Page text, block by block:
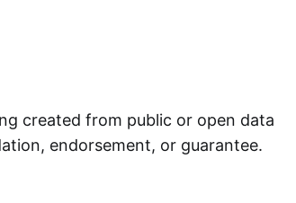
created from public or open data
endorsement, or guarantee.